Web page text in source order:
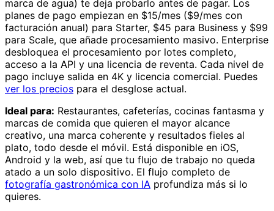
marca de agua) te deja probarlo antes de pagar. Los
planes de pago empiezan en $15/mes ($9/mes con
facturación anual) para Starter, $45 para Business y $99
para Scale, que añade procesamiento masivo. Enterprise
desbloquea el procesamiento por lotes completo,
acceso a la API y una licencia de reventa. Cada nivel de
pago incluye salida en 4K y licencia comercial. Puedes
ver los precios para el desglose actual.
Ideal para: Restaurantes, cafeterías, cocinas fantasma y
marcas de comida que quieren el mayor alcance
creativo, una marca coherente y resultados fieles al
plato, todo desde el móvil. Está disponible en iOS,
Android y la web, así que tu flujo de trabajo no queda
atado a un solo dispositivo. El flujo completo de
fotografía gastronómica con IA profundiza más si lo
quieres.